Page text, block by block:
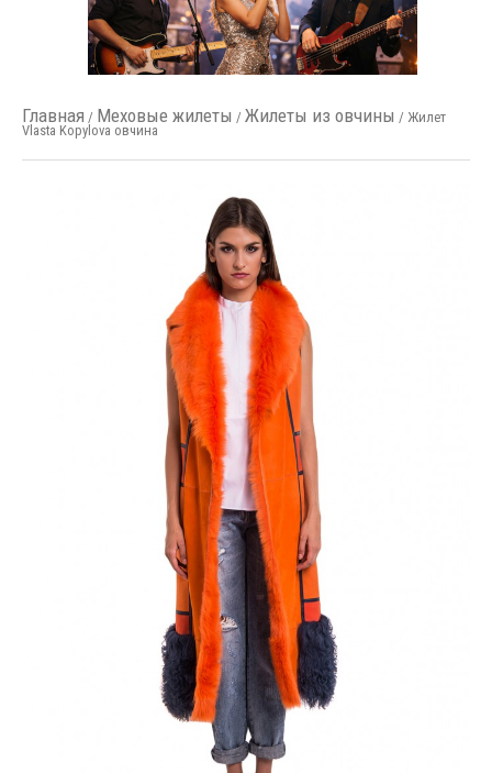
Главная / Меховые жилеты / Жилеты из овчины / Жилет
Vlasta Kopylova овчина